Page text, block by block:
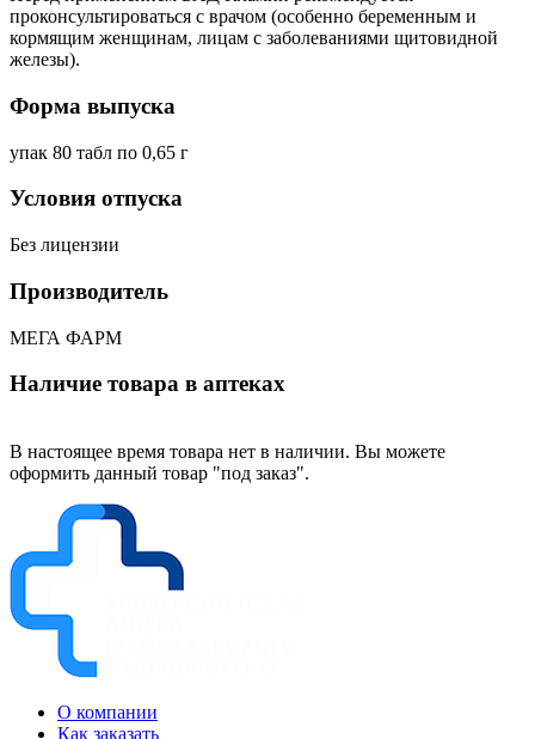
проконсультироваться с врачом (особенно беременным и
кормящим женщинам, лицам с заболеваниями щитовидной
железы).
Форма выпуска
упак 80 табл по 0,65 г
Условия отпуска
Без лицензии
Производитель
МЕГА ФАРМ
Наличие товара в аптеках
В настоящее время товара нет в наличии. Вы можете
оформить данный товар "под заказ".
О компании
Как заказать